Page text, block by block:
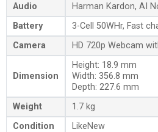
Audio
Harman Kardon, AI
Battery
3-Cell 50WHr, Fast
Camera
HD 720p Webcam
Dimension
Height: 18.9 mm
Width: 356.8 mm
Depth: 227.6 mm
Weight
1.7 kg
Condition
LikeNew